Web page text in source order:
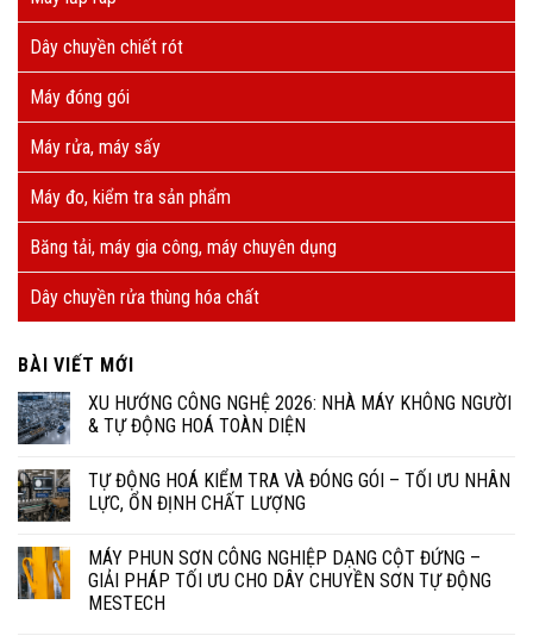
Dây chuyền chiết rót
Máy đóng gói
Máy rửa, máy sấy
Máy đo, kiểm tra sản phẩm
Băng tải, máy gia công, máy chuyên dụng
Dây chuyền rửa thùng hóa chất
BÀI VIẾT MỚI
XU HƯỚNG CÔNG NGHỆ 2026: NHÀ MÁY KHÔNG NGƯỜI
& TỰ ĐỘNG HOÁ TOÀN DIỆN
TỰ ĐỘNG HOÁ KIỂM TRA VÀ ĐÓNG GÓI – TỐI ƯU NHÂN
LỰC, ỔN ĐỊNH CHẤT LƯỢNG
MÁY PHUN SƠN CÔNG NGHIỆP DẠNG CỘT ĐỨNG –
GIẢI PHÁP TỐI ƯU CHO DÂY CHUYỀN SƠN TỰ ĐỘNG
MESTECH